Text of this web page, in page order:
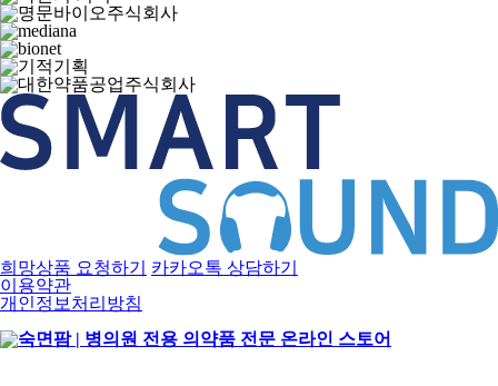
희망상품 요청하기
카카오톡 상담하기
이용약관
개인정보처리방침